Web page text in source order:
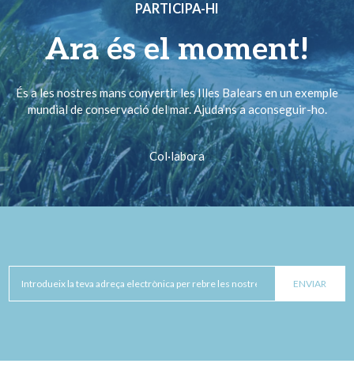
PARTICIPA-HI
Ara és el moment!
És a les nostres mans convertir les Illes Balears en un exemple
mundial de conservació del mar. Ajuda’ns a aconseguir-ho.
Col·labora